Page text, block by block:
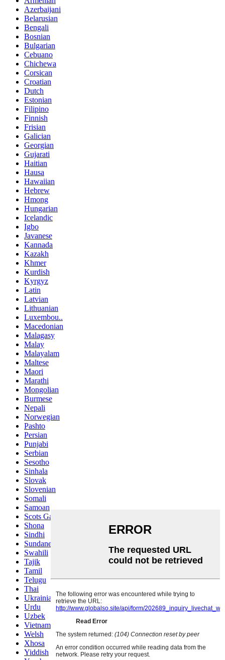
Azerbaijani
Belarusian
Bengali
Bosnian
Bulgarian
Cebuano
Chichewa
Corsican
Croatian
Dutch
Estonian
Filipino
Finnish
Frisian
Galician
Georgian
Gujarati
Haitian
Hausa
Hawaiian
Hebrew
Hmong
Hungarian
Icelandic
Igbo
Javanese
Kannada
Kazakh
Khmer
Kurdish
Kyrgyz
Latin
Latvian
Lithuanian
Luxembou..
Macedonian
Malagasy
Malay
Malayalam
Maltese
Maori
Marathi
Mongolian
Burmese
Nepali
Norwegian
Pashto
Persian
Punjabi
Serbian
Sesotho
Sinhala
Slovak
Slovenian
Somali
Samoan
Scots Gaelic
Shona
Sindhi
Sundanese
Swahili
Tajik
Tamil
Telugu
Thai
Ukrainian
Urdu
Uzbek
Vietnamese
Welsh
Xhosa
Yiddish